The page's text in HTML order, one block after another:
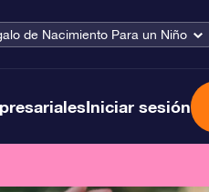
de Nacimiento Para un Niño
Iniciar sesión